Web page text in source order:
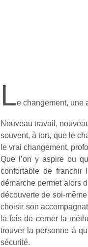
Le changement, une
Nouveau travail,
souvent, à tort, que le
le vrai changement,
Que l’on y aspire ou
confortable de franchir
démarche permet alors
découverte de soi-
choisir son
la fois de cerner la
trouver la personne à
sécurité.